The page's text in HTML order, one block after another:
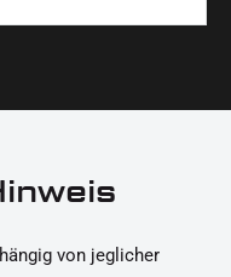
14 Tagen
von jeglicher